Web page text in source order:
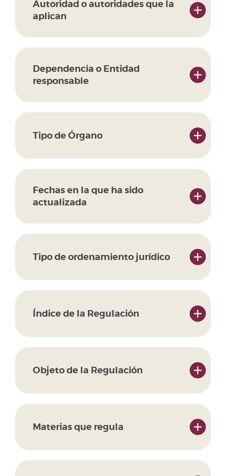
Autoridad o autoridades que la
aplican
Dependencia o Entidad
responsable
Tipo de Órgano
Fechas en la que ha sido
actualizada
Tipo de ordenamiento jurídico
Índice de la Regulación
Objeto de la Regulación
Materias que regula